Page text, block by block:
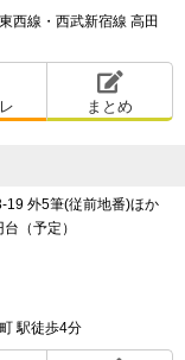
西線・西武新宿線 高田
まとめ
19 外5筆(従前地番)ほか
（予定）
駅徒歩4分